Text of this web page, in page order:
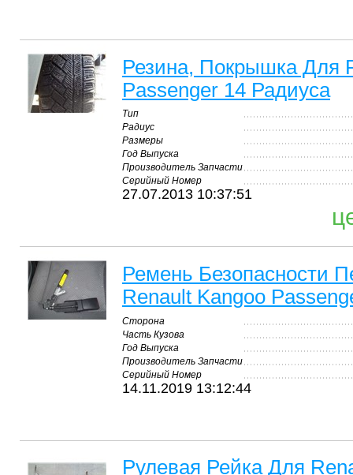
Резина, Покрышка Для
Passenger 14 Радиуса
Тип
Радиус
Размеры
Год Выпуска
Производитель Запчасти
Серийный Номер
27.07.2013 10:37:51
Ремень Безопасности
Renault Kangoo
Сторона
Часть Кузова
Год Выпуска
Производитель Запчасти
Серийный Номер
14.11.2019 13:12:44
Рулевая Рейка Для